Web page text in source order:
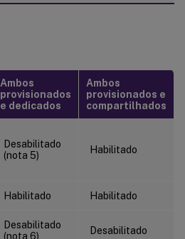
Ambos
provisionados
e dedicados
Ambos
provisionados e
compartilhados
Desabilitado
(nota 5)
Habilitado
Habilitado Habilitado
Desabilitado
(nota 6)
Desabilitado